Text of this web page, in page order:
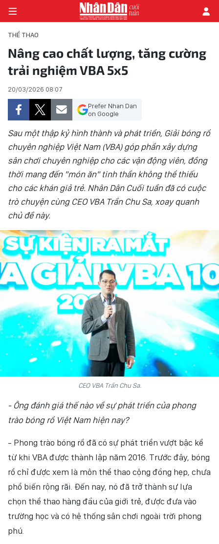
TRANG CHỦ
THỜI SỰ - CHÍNH TRỊ
E-MAGAZINE
GÓC NHÌN KINH TẾ
CHUYÊN ĐỀ
ĐỜI SỐNG XÃ HỘI
PHÓNG SỰ
HỒN VIỆT
SỨC SỐNG VIỆT
THỂ THAO
ĐỜI SỐNG VĂN HÓA
VĂN NGHỆ
QUỐC TẾ
NHỊP SỐNG THỜI ĐẠI
KHOA HỌC - GIÁO DỤC
NHÂN DÂN HẰNG THÁNG
BÁO THỜI NAY
THỂ THAO
Nâng cao chất lượng, tăng cường
trải nghiệm VBA 5x5
20/03/2026 08:07
Prefer Nhan Dan
on Google
Sau một thập kỷ hình thành và phát triển, Giải bóng rổ
chuyên nghiệp Việt Nam (VBA) góp phần xây dựng
sân chơi chuyên nghiệp cho các vận động viên, đồng
thời mang đến "món ăn" tinh thần không thể thiếu
cho các khán giả trẻ. Nhân Dân Cuối tuần đã có cuộc
trò chuyện cùng CEO VBA Trần Chu Sa, xoay quanh
chủ đề này.
CEO VBA Trần Chu Sa.
- Ông đánh giá thế nào về sự phát triển của phong
trào bóng rổ Việt Nam hiện nay?
- Phong trào bóng rổ đã có sự phát triển vượt bậc kể
từ khi VBA được thành lập năm 2016. Trước đây, bóng
rổ chỉ được xem là môn thể thao cộng đồng hẹp, chưa
phổ biến rộng rãi. Đến nay, nó đã trở thành sự lựa
chọn thể thao hàng đầu của giới trẻ, được đưa vào
trường học và có hệ thống sân chơi ngoài trời phong
phú.